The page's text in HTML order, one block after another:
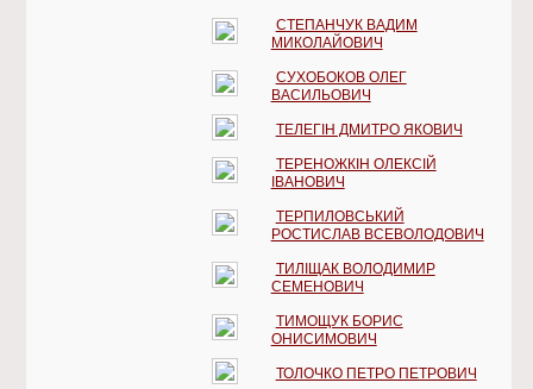
СТЕПАНЧУК ВАДИМ
МИКОЛАЙОВИЧ
СУХОБОКОВ ОЛЕГ
ВАСИЛЬОВИЧ
ТЕЛЕГІН ДМИТРО ЯКОВИЧ
ТЕРЕНОЖКІН ОЛЕКСІЙ
ІВАНОВИЧ
ТЕРПИЛОВСЬКИЙ
РОСТИСЛАВ ВСЕВОЛОДОВИЧ
ТИЛІЩАК ВОЛОДИМИР
СЕМЕНОВИЧ
ТИМОЩУК БОРИС
ОНИСИМОВИЧ
ТОЛОЧКО ПЕТРО ПЕТРОВИЧ